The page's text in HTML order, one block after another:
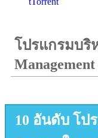
โปรแกรมบริ
Management
10 อันดับ โป